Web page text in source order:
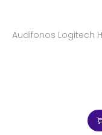
Audifonos Logitech